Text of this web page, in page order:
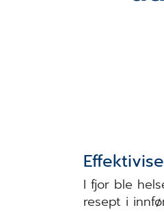
I fjor ble
resept i